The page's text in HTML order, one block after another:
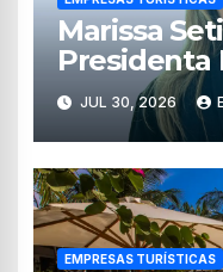
Marissa
Presidenta
Asociación
Mujeres
JUL 30, 2026
EMPRESAS TURÍSTICAS